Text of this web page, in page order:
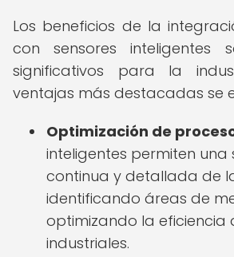
Los beneficios de la
con sensores inteligentes
significativos para la
ventajas más destacadas se
Optimización de
inteligentes permiten una
continua y detallada de
identificando áreas de
optimizando la eficiencia
industriales.